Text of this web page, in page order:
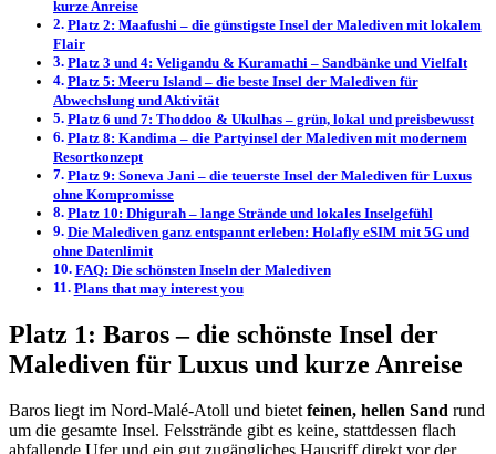
kurze Anreise
Platz 2: Maafushi – die günstigste Insel der Malediven mit lokalem
Flair
Platz 3 und 4: Veligandu & Kuramathi – Sandbänke und Vielfalt
Platz 5: Meeru Island – die beste Insel der Malediven für
Abwechslung und Aktivität
Platz 6 und 7: Thoddoo & Ukulhas – grün, lokal und preisbewusst
Platz 8: Kandima – die Partyinsel der Malediven mit modernem
Resortkonzept
Platz 9: Soneva Jani – die teuerste Insel der Malediven für Luxus
ohne Kompromisse
Platz 10: Dhigurah – lange Strände und lokales Inselgefühl
Die Malediven ganz entspannt erleben: Holafly eSIM mit 5G und
ohne Datenlimit
FAQ: Die schönsten Inseln der Malediven
Plans that may interest you
Platz 1: Baros – die schönste Insel der
Malediven für Luxus und kurze Anreise
Baros liegt im Nord-Malé-Atoll und bietetfeinen, hellen Sand rund
um die gesamte Insel. Felsstrände gibt es keine, stattdessen flach